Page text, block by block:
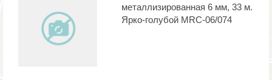
металлизированная 6 мм, 33 м.
Ярко-голубой MRC-06/074